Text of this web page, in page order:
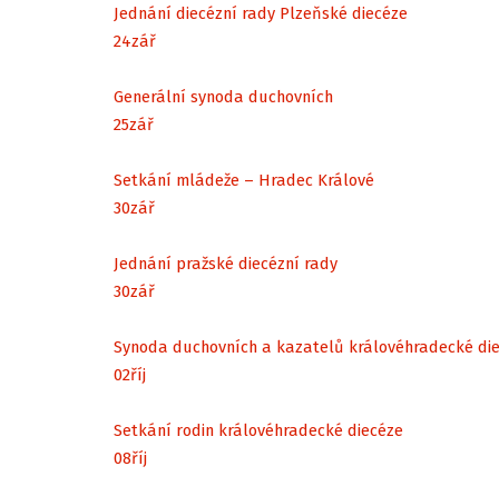
Jednání diecézní rady Plzeňské diecéze
24zář
Generální synoda duchovních
25zář
Setkání mládeže – Hradec Králové
30zář
Jednání pražské diecézní rady
30zář
Synoda duchovních a kazatelů královéhradecké
02říj
Setkání rodin královéhradecké diecéze
08říj